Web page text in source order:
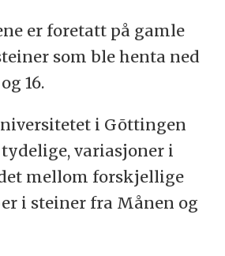
er foretatt på gamle
som ble henta ned
16.
i Gõttingen
variasjoner i
mellom forskjellige
i steiner fra Månen og